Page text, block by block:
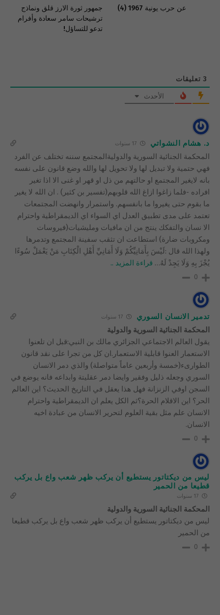
عن حرب يونية 1967 (4)
جمهور ثورة الارز قلق ونماذج
ترشيحات سامر سعادة وأفرام
تدعو للتساؤل!
3 تعليقات
الأحدث
د. هشام النشواتي 17 سنوات
المحكمة الجنائية السورية والدوليةالمجتمع سننه تختلف عن الفرد
فهي حتمية ولا تبديل لها ولا تحويل لها والله وضع قانون على نفسه
بانه لايغير المجتمع او حالتهم من ذل او قهر او غنى الا اذا تغير
افراده -فلما زاغوا ازاغ الله قلوبهم(تفسير بن كثير) . ان الله لا يغير
ما بقوم حتى يغيروا ما بانفسهم. واستمرار وانهضت المجتمعات
تعتمد على مدى تطبيق العدل اي السواء اي الديمقراطية واحترام
الا نسان والتفكك ينتج من ان مافيات ومليشيات(فيروسات
ومكروبات ضارة) استطاعت ان تثقب سفينة المجتمع وتدمرها
ولهذا الله قال :لَيْسَ بِأَمَانِيِّكُمْ وَلَا أَمَانِيِّ أَهْلِ الْكِتَابِ مَنْ يَعْمَلْ سُوءًا
يُجْزَ بِهِ وَلَا يَجِدْ لَهُ… قراءة المزيد ..
0
تدمير الانسان السوري 17 سنوات
المحكمة الجنائية السورية والدولية
يقول العالم الاجتماعي الجزائري مالك بن النبي:قبل ان تلعنوا
الاستعمار العنوا قابلية الاستعمار.ان كل من تجرا على نقد قانون
الطوارىء(خمسة وأربعين عاماً متواصلة) والذي دمر الانسان
السوري وجعله ذليل وفقير وايضا دمر عقليتة وابداعه فانه يوضع في
السجن اوفي الزنزانة فهل هذا يعقل في التاريخ الحديث؟ اين العالم
الحر؟ اين الاقلام الحرة؟ثم الكل يعلم ان الديمقراطية واحترام
الانسان علم مثل بقية العلوم لتحرير الانسان من عبادة اخيه
الانسان.
0
ليس من ديكتاتور يستطيع أن يركب ظهر شعب واع بل يركب
قطيعا من الحمير
المحكمة الجنائية السورية والدولية
ليس من ديكتاتور يستطيع أن يركب ظهر شعب واع بل يركب قطيعا
من الحمير
0